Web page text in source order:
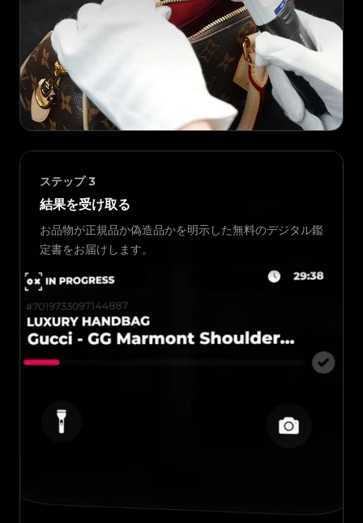
ステップ 3
結果を受け取る
お品物が正規品か偽造品かを明示した無料のデジタル鑑
定書をお届けします。